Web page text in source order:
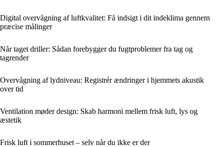
Digital overvågning af luftkvalitet: Få indsigt i dit indeklima gennem
præcise målinger
Når taget driller: Sådan forebygger du fugtproblemer fra tag og
tagrender
Overvågning af lydniveau: Registrér ændringer i hjemmets akustik
over tid
Ventilation møder design: Skab harmoni mellem frisk luft, lys og
æstetik
Frisk luft i sommerhuset – selv når du ikke er der